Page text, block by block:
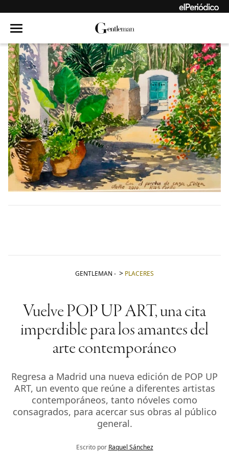
GENTLEMAN - PLACERES
Vuelve POP UP ART, una cita
imperdible para los amantes del
arte contemporáneo
Regresa a Madrid una nueva edición de POP UP
ART, un evento que reúne a diferentes artistas
contemporáneos, tanto nóveles como
consagrados, para acercar sus obras al público
general.
Escrito por Raquel Sánchez